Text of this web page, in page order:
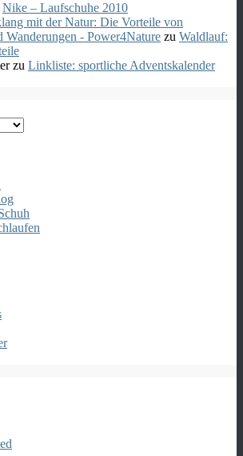
Nike – Laufschuhe 2010
mit der Natur: Die Vorteile von
Wanderungen - Power4Nature zu Waldlauf:
zu Linkliste: sportliche Adventskalender